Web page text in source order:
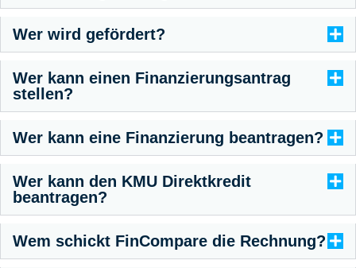
Wer wird gefördert?
Wer kann einen Finanzierungsantrag
stellen?
Wer kann eine Finanzierung beantragen?
Wer kann den KMU Direktkredit
beantragen?
Wem schickt FinCompare die Rechnung?